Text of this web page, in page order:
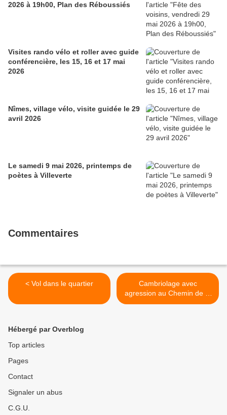
2026 à 19h00, Plan des Réboussiés
Visites rando vélo et roller avec guide
conférencière, les 15, 16 et 17 mai
2026
Nîmes, village vélo, visite guidée le 29
avril 2026
Le samedi 9 mai 2026, printemps de
poètes à Villeverte
Commentaires
< Vol dans le quartier
Cambriolage avec
agression au Chemin de la
Préfecture >
Hébergé par Overblog
Top articles
Pages
Contact
Signaler un abus
C.G.U.